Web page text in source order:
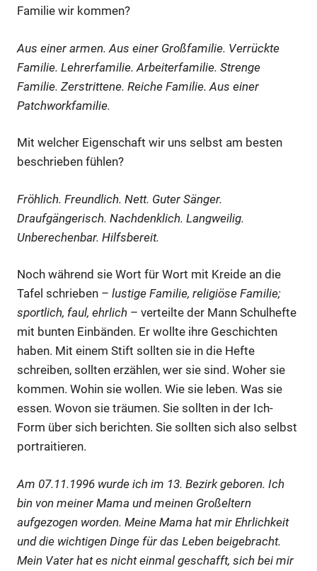
Familie wir kommen?
Aus einer armen. Aus einer Großfamilie. Verrückte
Familie. Lehrerfamilie. Arbeiterfamilie. Strenge
Familie. Zerstrittene. Reiche Familie. Aus einer
Patchworkfamilie.
Mit welcher Eigenschaft wir uns selbst am besten
beschrieben fühlen?
Fröhlich. Freundlich. Nett. Guter Sänger.
Draufgängerisch. Nachdenklich. Langweilig.
Unberechenbar. Hilfsbereit.
Noch während sie Wort für Wort mit Kreide an die
Tafel schrieben – lustige Familie, religiöse Familie;
sportlich, faul, ehrlich – verteilte der Mann Schulhefte
mit bunten Einbänden. Er wollte ihre Geschichten
haben. Mit einem Stift sollten sie in die Hefte
schreiben, sollten erzählen, wer sie sind. Woher sie
kommen. Wohin sie wollen. Wie sie leben. Was sie
essen. Wovon sie träumen. Sie sollten in der Ich-
Form über sich berichten. Sie sollten sich also selbst
portraitieren.
Am 07.11.1996 wurde ich im 13. Bezirk geboren. Ich
bin von meiner Mama und meinen Großeltern
aufgezogen worden. Meine Mama hat mir Ehrlichkeit
und die wichtigen Dinge für das Leben beigebracht.
Mein Vater hat es nicht einmal geschafft, sich bei mir